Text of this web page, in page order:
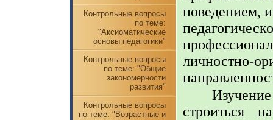
Контрольные вопросы
по теме:
"Аксиоматические
основы педагогики"
Контрольные вопросы
по теме: "Общие
закономерности
развития"
Контрольные вопросы
по теме: "Возрастные и
поведением,
личностно-
строиться
на